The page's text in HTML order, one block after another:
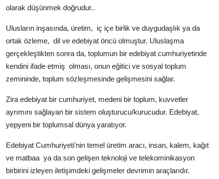
olarak düşünmek doğrudur..
Ulusların inşasında, üretim, iç içe birlik ve duygudaşlık ya da
ortak özleme, dil ve edebiyat öncü olmuştur. Uluslaşma
gerçekleştikten sonra da, toplumun bir edebiyat cumhuriyetinde
kendini ifade etmiş olması, onun eğitici ve sosyal toplum
zemininde, toplum sözleşmesinde gelişmesini sağlar.
Zira edebiyat bir cumhuriyet, medeni bir toplum, kuvvetler
ayrımını sağlayan bir sistem oluşturucu/kurucudur. Edebiyat,
yepyeni bir toplumsal dünya yaratıyor.
Edebiyat Cumhuriyeti'nin temel üretim aracı, insan, kalem, kağıt
ve matbaa ya da son gelişen teknoloji ve telekominikasyon
birbirini izleyen iletişimdeki gelişmeler devrimin araçlarıdır.